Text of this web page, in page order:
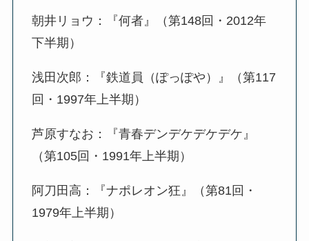
朝井リョウ：『何者』（第148回・2012年
下半期）
浅田次郎：『鉄道員（ぽっぽや）』（第117
回・1997年上半期）
芦原すなお：『青春デンデケデケデケ』
（第105回・1991年上半期）
阿刀田高：『ナポレオン狂』（第81回・
1979年上半期）